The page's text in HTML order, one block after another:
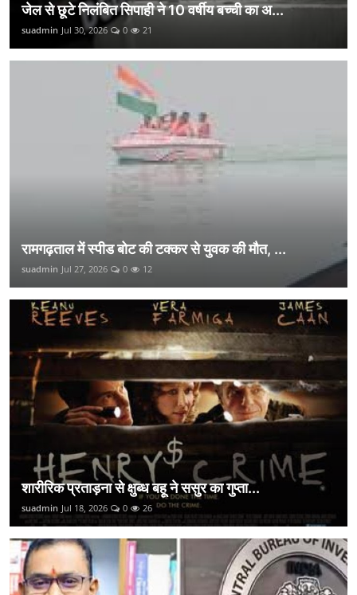
जेल से छूटे निलंबित सिपाही ने 10 वर्षीय बच्ची का अ...
suadmin Jul 30, 2026 0 21
रामगढ़ताल में स्पीड बोट की टक्कर से युवक की मौत, ...
suadmin Jul 27, 2026 0 12
शारीरिक प्रताड़ना से क्षुब्ध बहू ने ससुर का गुप्ता...
suadmin Jul 18, 2026 0 26